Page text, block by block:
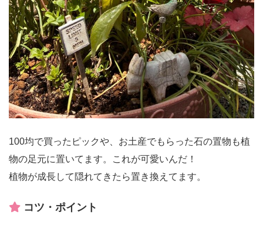
100均で買ったピックや、お土産でもらった石の置物も植
物の足元に置いてます。これが可愛いんだ！
植物が成長して隠れてきたら置き換えてます。
コツ・ポイント